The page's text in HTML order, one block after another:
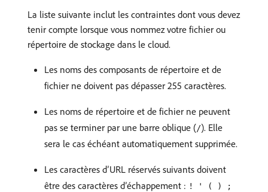
La liste suivante inclut les contraintes dont vous devez
tenir compte lorsque vous nommez votre fichier ou
répertoire de stockage dans le cloud.
Les noms des composants de répertoire et de
fichier ne doivent pas dépasser 255 caractères.
Les noms de répertoire et de fichier ne peuvent
pas se terminer par une barre oblique (/). Elle
sera le cas échéant automatiquement supprimée.
Les caractères d’URL réservés suivants doivent
être des caractères d’échappement : ! ' ( ) ;